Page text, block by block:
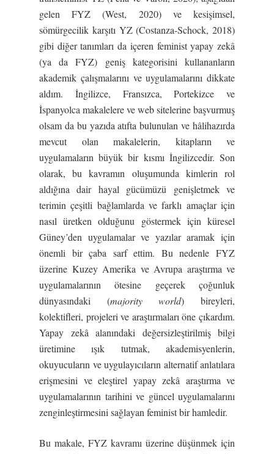
gelen FYZ (West, 2020) ve kesişimsel,
sömürgecilik karşıtı YZ (Costanza-Schock, 2018)
gibi diğer tanımları da içeren feminist yapay zekâ
(ya da FYZ) geniş kategorisini kullananların
akademik çalışmalarını ve uygulamalarını dikkate
aldım. İngilizce, Fransızca, Portekizce ve
İspanyolca makalelere ve web sitelerine başvurmuş
olsam da bu yazıda atıfta bulunulan ve hâlihazırda
mevcut olan makalelerin, kitapların ve
uygulamaların büyük bir kısmı İngilizcedir. Son
olarak, bu kavramın oluşumunda kimlerin rol
aldığına dair hayal gücümüzü genişletmek ve
terimin çeşitli bağlamlarda ve farklı amaçlar için
nasıl üretken olduğunu göstermek için küresel
Güney’den uygulamalar ve yazılar aramak için
önemli bir çaba sarf ettim. Bu nedenle FYZ
üzerine Kuzey Amerika ve Avrupa araştırma ve
uygulamalarının ötesine geçerek çoğunluk
dünyasındaki (majority world) bireyleri,
kolektifleri, projeleri ve araştırmaları öne çıkardım.
Yapay zekâ alanındaki değersizleştirilmiş bilgi
üretimine ışık tutmak, akademisyenlerin,
okuyucuların ve uygulayıcıların alternatif anlatılara
erişmesini ve eleştirel yapay zekâ araştırma ve
uygulamalarının tarihini ve güncel uygulamalarını
zenginleştirmesini sağlayan feminist bir hamledir.
Bu makale, FYZ kavramı üzerine düşünmek için